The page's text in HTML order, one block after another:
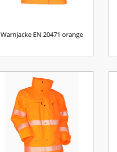
Warnjacke EN 20471 orange